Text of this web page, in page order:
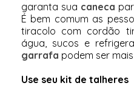
garanta sua caneca
É bem comum as
tiracolo com cordão
água, sucos e
garrafa podem ser
Use seu kit de talheres